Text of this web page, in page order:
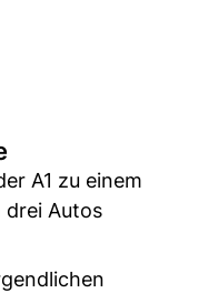
A1 zu einem
drei Autos